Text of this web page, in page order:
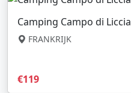
Camping Campo di Liccia
FRANKRIJK
€119